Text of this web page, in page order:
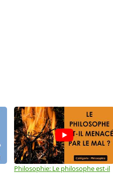
Philosophie: Le philosophe est-il